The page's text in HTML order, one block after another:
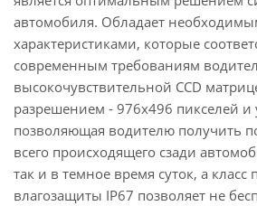
автомобиля. Обладает
характеристиками, которые
современным требованиям
высокочувствительной CCD
разрешением - 976х496 пикселей и
позволяющая водителю получить
всего происходящего сзади
так и в темное время суток, а класс
влагозащиты IP67 позволяет не